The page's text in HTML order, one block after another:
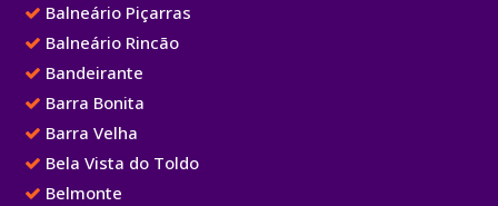
Balneário Piçarras
Balneário Rincão
Bandeirante
Barra Bonita
Barra Velha
Bela Vista do Toldo
Belmonte